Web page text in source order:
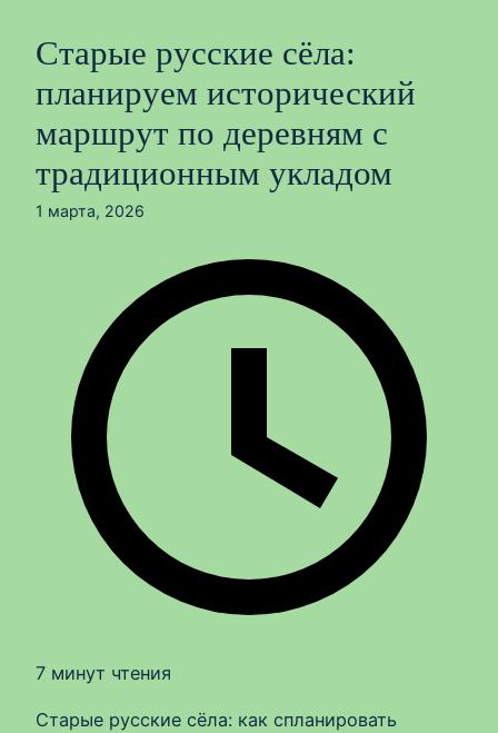
Старые русские сёла:
планируем исторический
маршрут по деревням с
традиционным укладом
1 марта, 2026
7 минут чтения
Старые русские сёла: как спланировать